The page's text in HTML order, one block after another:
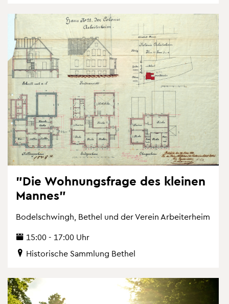
"Die Woh­nungs­fra­ge des klei­nen
Man­nes"
Bo­del­schwingh, Be­thel und der Ver­ein Ar­bei­ter­heim
15:00 - 17:00 Uhr
His­to­ri­sche Samm­lung Be­thel